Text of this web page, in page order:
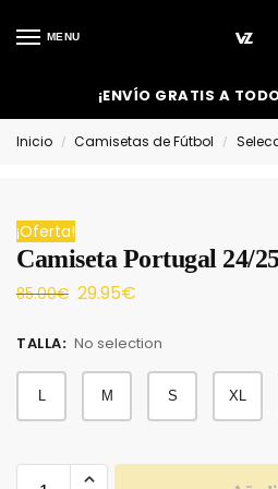
MENU
¡ENVÍO GRATIS A
Inicio / Camisetas de Fútbol /
¡Oferta!
Camiseta Portugal 24/
85.00€ 29.95€
TALLA: No selection
L M S XL